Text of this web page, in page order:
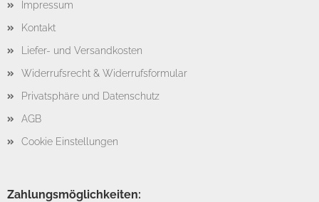
Impressum
Kontakt
Liefer- und Versandkosten
Widerrufsrecht & Widerrufsformular
Privatsphäre und Datenschutz
AGB
Cookie Einstellungen
Zahlungsmöglichkeiten: